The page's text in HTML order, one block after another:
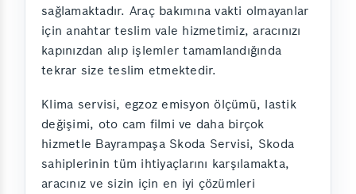
sağlamaktadır. Araç bakımına vakti olmayanlar
için anahtar teslim vale hizmetimiz, aracınızı
kapınızdan alıp işlemler tamamlandığında
tekrar size teslim etmektedir.
Klima servisi, egzoz emisyon ölçümü, lastik
değişimi, oto cam filmi ve daha birçok
hizmetle Bayrampaşa Skoda Servisi, Skoda
sahiplerinin tüm ihtiyaçlarını karşılamakta,
aracınız ve sizin için en iyi çözümleri